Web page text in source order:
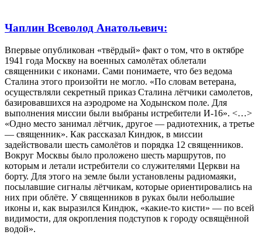
Чаплин Всеволод Анатольевич:
Впервые опубликован «твёрдый» факт о том, что в октябре
1941 года Москву на военных самолётах облетали
священники с иконами. Сами понимаете, что без ведома
Сталина этого произойти не могло. «По словам ветерана,
осуществляли секретный приказ Сталина лётчики самолетов,
базировавшихся на аэродроме на Ходынском поле. Для
выполнения миссии были выбраны истребители И-16». <…>
«Одно место занимал лётчик, другое — радиотехник, а третье
— священник». Как рассказал Киндюк, в миссии
задействовали шесть самолётов и порядка 12 священников.
Вокруг Москвы было проложено шесть маршрутов, по
которым и летали истребители со служителями Церкви на
борту. Для этого на земле были установлены радиомаяки,
посылавшие сигналы лётчикам, которые ориентировались на
них при облёте. У священников в руках были небольшие
иконы и, как выразился Киндюк, «какие-то кисти» — по всей
видимости, для окропления подступов к городу освящённой
водой».